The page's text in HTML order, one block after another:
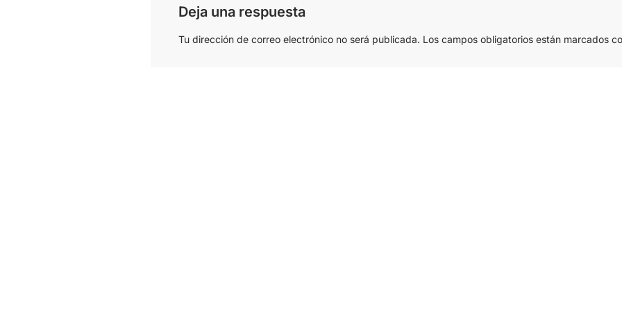
Deja una respuesta
Tu dirección de correo electrónico no será publicada. Los campos obligatorios están marcados